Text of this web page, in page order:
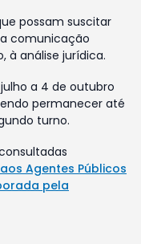
possam suscitar
comunicação
à análise jurídica.
a 4 de outubro
permanecer até
turno.
Agentes Públicos
pela